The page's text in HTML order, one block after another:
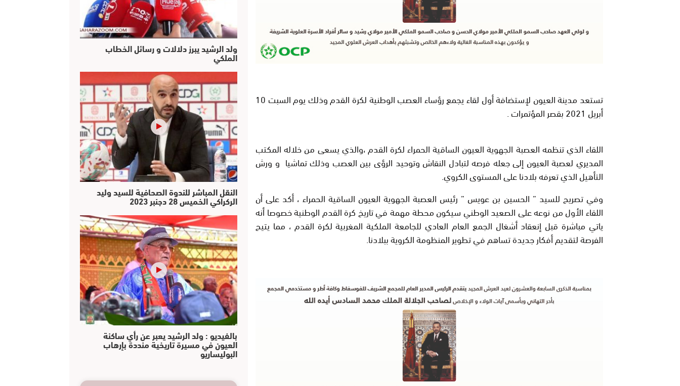
تستعد مدينة العيون لإستضافة أول لقاء يجمع رؤساء العصب الوطنية لكرة القدم وذلك يوم السبت 10
أبريل 2021 بقصر المؤتمرات .
اللقاء الذي تنظمه العصبة الجهوية العيون الساقية الحمراء لكرة القدم ،والذي يسعى من خلاله المكتب
المديري لعصبة العيون إلى جعله فرصه لتبادل النقاش وتوحيد الرؤى بين العصب وذلك تماشيا و ورش
التأهيل الذي تعرفه بلادنا على المستوى الكروي.
وفي تصريح للسيد ” الحسين بن عويس ” رئيس العصبة الجهوية العيون الساقية الحمراء ، أكد على أن
اللقاء الأول من نوعه على الصعيد الوطني سيكون محطة مهمة في تاريخ كرة القدم الوطنية خصوصا أنه
ياتي مباشرة قبل إنعقاد أشغال الجمع العام العادي للجامعة الملكية المغربية لكرة القدم ، مما يتيح
الفرصة لتقديم أفكار جديدة تساهم في تطوير المنظومة الكروية ببلادنا.
ولد الرشيد يبرز دلالات و رسائل الخطاب
الملكي
النقل المباشر للندوة الصحافية للسيد وليد
الركراكي الخميس 28 دجنبر 2023
بالفيديو : ولد الرشيد يعبر عن رأي ساكنة
العيون في مسيرة تاريخية منددة بإرهاب
البوليساريو